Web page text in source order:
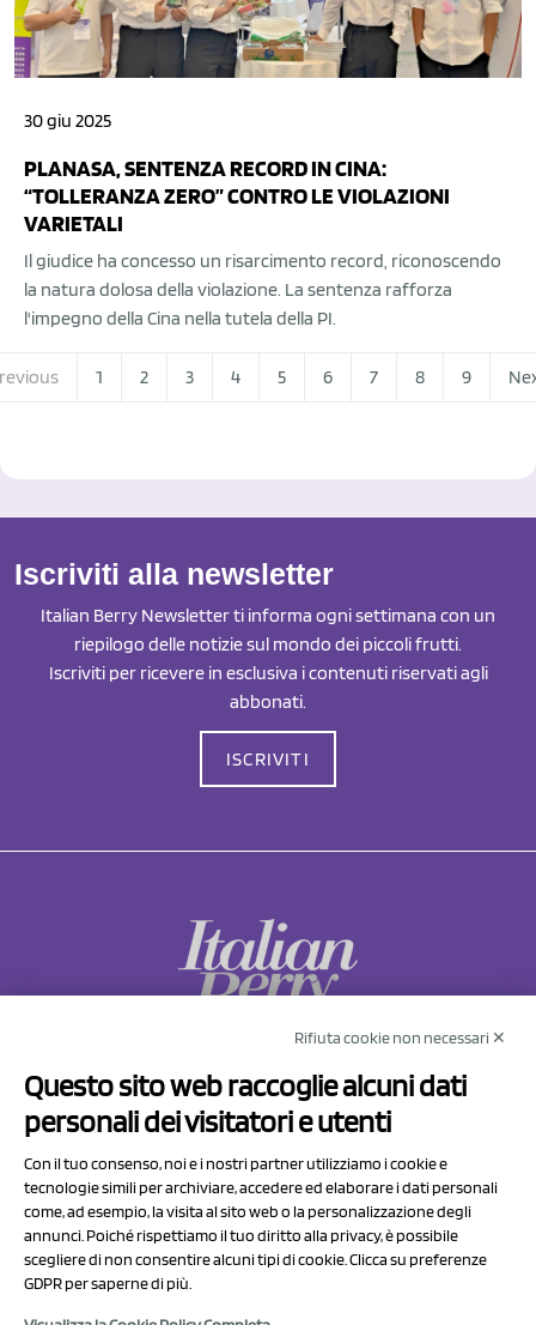
30 giu 2025
PLANASA, SENTENZA RECORD IN CINA:
“TOLLERANZA ZERO” CONTRO LE VIOLAZIONI
VARIETALI
Il giudice ha concesso un risarcimento record, riconoscendo
la natura dolosa della violazione. La sentenza rafforza
l'impegno della Cina nella tutela della PI.
1 2 3 4 5 6 7 8 9
Iscriviti alla newsletter
Italian Berry Newsletter ti informa ogni settimana con un
riepilogo delle notizie sul mondo dei piccoli frutti.
Iscriviti per ricevere in esclusiva i contenuti riservati agli
abbonati.
ISCRIVITI
Via Prov.le Sassuolo Vignola 315/1
41057 Spilamberto (MO)
P.I/C.F. 01041460369
REA: MO 208553
Capitale sociale Euro 50.000,00 i.v.
Rifiuta cookie non necessari ✕
Questo sito web raccoglie alcuni dati
personali dei visitatori e utenti
Con il tuo consenso, noi e i nostri partner utilizziamo i cookie e
tecnologie simili per archiviare, accedere ed elaborare i dati personali
come, ad esempio, la visita al sito web o la personalizzazione degli
annunci. Poiché rispettiamo il tuo diritto alla privacy, è possibile
scegliere di non consentire alcuni tipi di cookie. Clicca su preferenze
GDPR per saperne di più.